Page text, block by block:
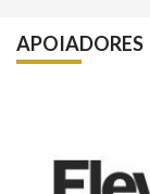
APOIADORES